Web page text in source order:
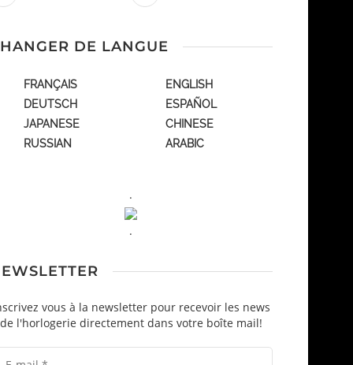
DE LANGUE
FRANÇAIS
ENGLISH
DEUTSCH
ESPAÑOL
JAPANESE
CHINESE
RUSSIAN
ARABIC
.
.
vous à la newsletter pour recevoir les news
de l'horlogerie directement dans votre boîte mail!